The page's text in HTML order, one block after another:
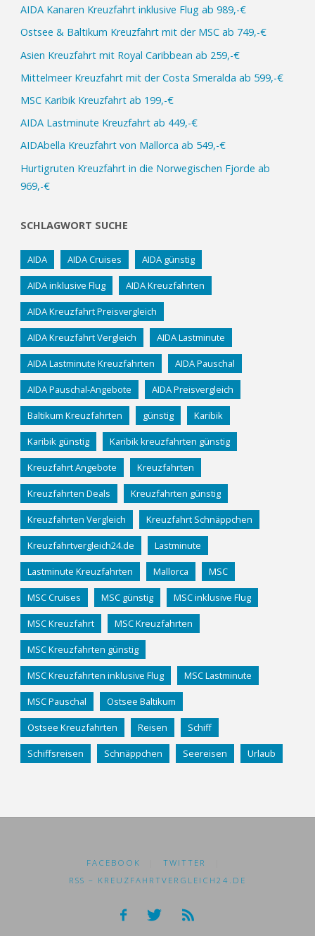
AIDA Kanaren Kreuzfahrt inklusive Flug ab 989,-€
Ostsee & Baltikum Kreuzfahrt mit der MSC ab 749,-€
Asien Kreuzfahrt mit Royal Caribbean ab 259,-€
Mittelmeer Kreuzfahrt mit der Costa Smeralda ab 599,-€
MSC Karibik Kreuzfahrt ab 199,-€
AIDA Lastminute Kreuzfahrt ab 449,-€
AIDAbella Kreuzfahrt von Mallorca ab 549,-€
Hurtigruten Kreuzfahrt in die Norwegischen Fjorde ab
969,-€
SCHLAGWORT SUCHE
AIDA AIDA Cruises AIDA günstig
AIDA inklusive Flug AIDA Kreuzfahrten
AIDA Kreuzfahrt Preisvergleich
AIDA Kreuzfahrt Vergleich AIDA Lastminute
AIDA Lastminute Kreuzfahrten AIDA Pauschal
AIDA Pauschal-Angebote AIDA Preisvergleich
Baltikum Kreuzfahrten günstig Karibik
Karibik günstig Karibik kreuzfahrten günstig
Kreuzfahrt Angebote Kreuzfahrten
Kreuzfahrten Deals Kreuzfahrten günstig
Kreuzfahrten Vergleich Kreuzfahrt Schnäppchen
Kreuzfahrtvergleich24.de Lastminute
Lastminute Kreuzfahrten Mallorca MSC
MSC Cruises MSC günstig MSC inklusive Flug
MSC Kreuzfahrt MSC Kreuzfahrten
MSC Kreuzfahrten günstig
MSC Kreuzfahrten inklusive Flug MSC Lastminute
MSC Pauschal Ostsee Baltikum
Ostsee Kreuzfahrten Reisen Schiff
Schiffsreisen Schnäppchen Seereisen Urlaub
FACEBOOK TWITTER
RSS – KREUZFAHRTVERGLEICH24.DE